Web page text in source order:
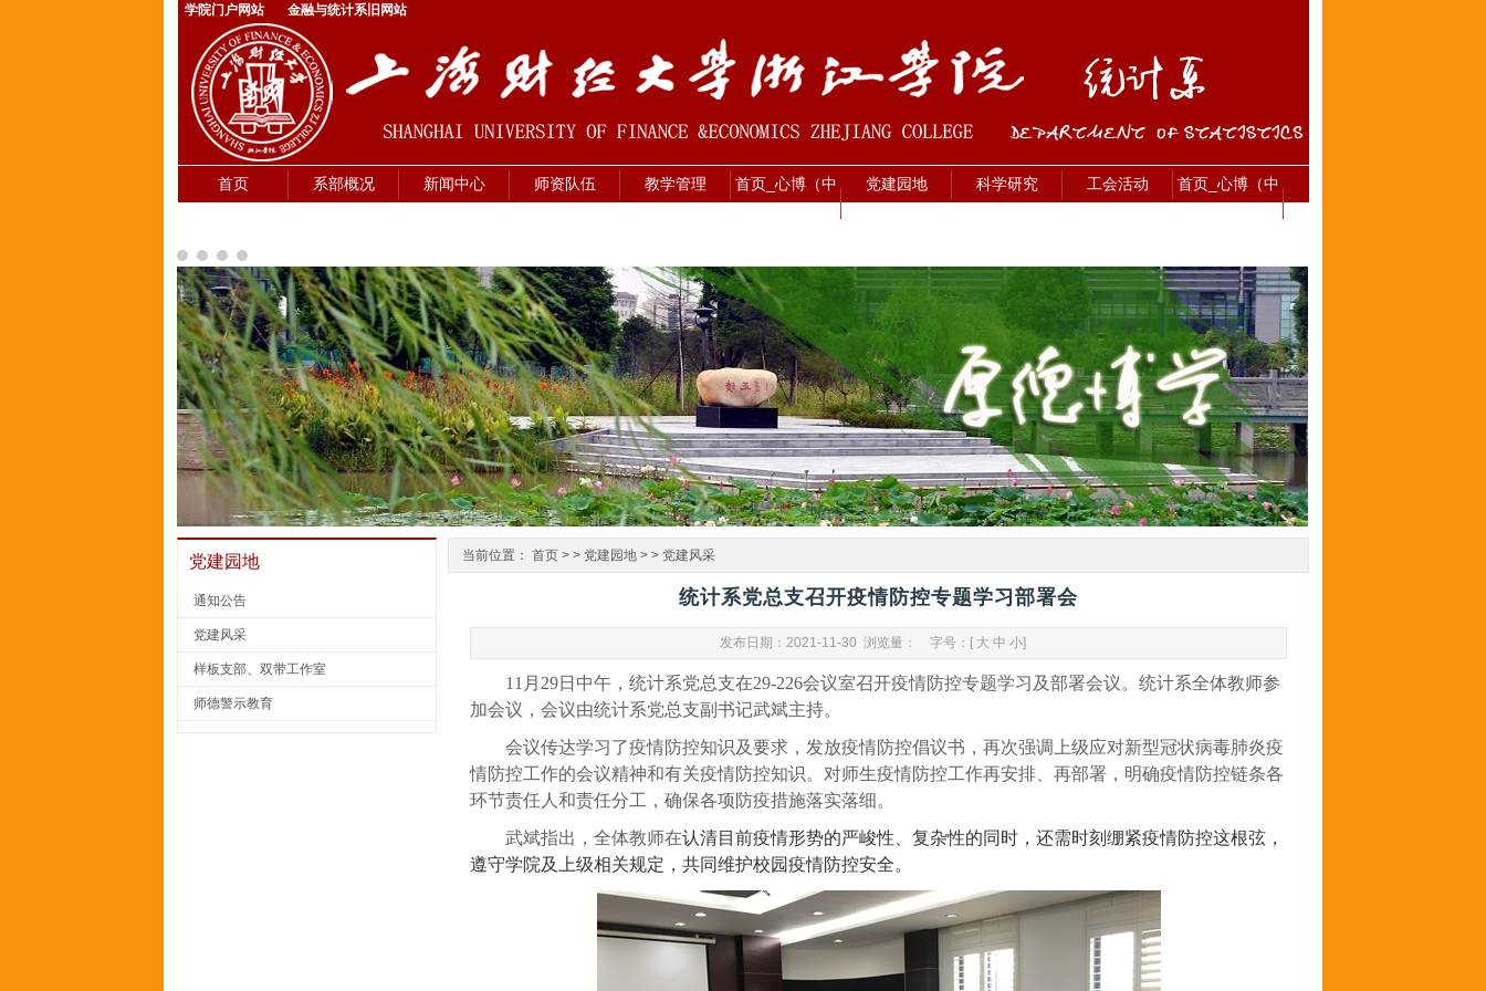
学院门户网站 金融与统计系旧网站
首页 系部概况 新闻中心 师资队伍 教学管理 首页_心博（中 党建园地 科学研究 工会活动 首页_心博（中
党建园地
通知公告
党建风采
样板支部、双带工作室
师德警示教育
当前位置： 首页 > > 党建园地 > > 党建风采
统计系党总支召开疫情防控专题学习部署会
发布日期：2021-11-30 浏览量： 字号：[ 大 中 小]
11 月 29日中午，统计系党总支在29-226会议室召开疫情防控专题学习及部署会议。统计系全体教师参
加会议，会议由统计系党总支副书记武斌主持。
会议传达学习了疫情防控知识及要求，发放疫情防控倡议书，再次强调上级应对新型冠状病毒肺炎疫
情防控工作的会议精神和有关疫情防控知识。对师生疫情防控工作再安排、再部署，明确疫情防控链条各
环节责任人和责任分工，确保各项防疫措施落实落细。
武斌指出，全体教师在认清目前疫情形势的严峻性、复杂性的同时，还需时刻绷紧疫情防控这根弦，
遵守学院及上级相关规定，共同维护校园疫情防控安全。